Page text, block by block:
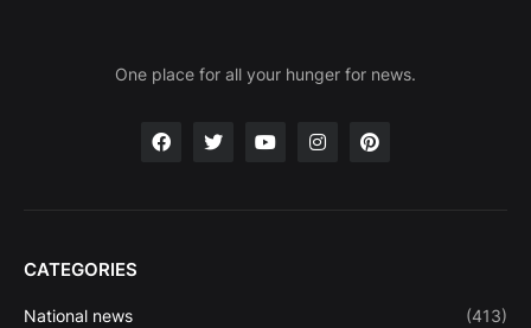
One place for all your hunger for news.
CATEGORIES
National news (413)